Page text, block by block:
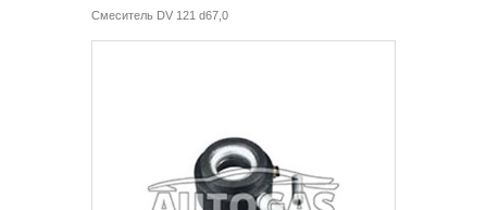
Смеситель DV 121 d67,0